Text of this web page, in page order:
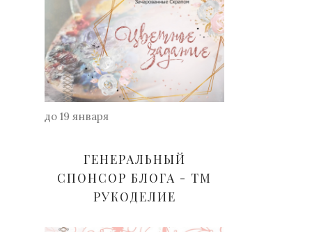
до 19 января
ГЕНЕРАЛЬНЫЙ
СПОНСОР БЛОГА - ТМ
РУКОДЕЛИЕ